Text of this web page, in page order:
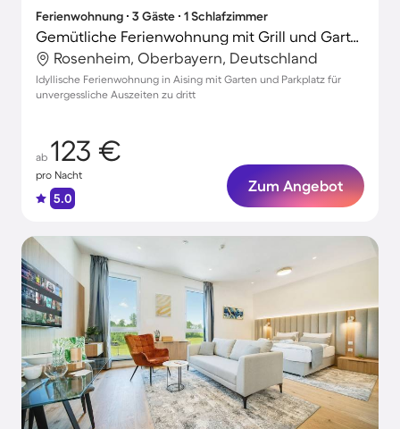
Ferienwohnung ∙ 3 Gäste ∙ 1 Schlafzimmer
Gemütliche Ferienwohnung mit Grill und Garten
Rosenheim, Oberbayern, Deutschland
Idyllische Ferienwohnung in Aising mit Garten und Parkplatz für
unvergessliche Auszeiten zu dritt
ab 123 €
pro Nacht
5.0
Zum Angebot